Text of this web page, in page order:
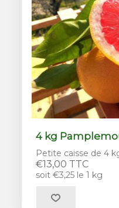
4 kg
Petite caisse de 4
€13,00 TTC
soit €3,25 le 1 kg